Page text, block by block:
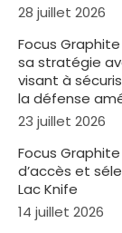
28 juillet 2026
Focus
sa stratégie
visant à
la défense
23 juillet 2026
Focus
d’accès et
Lac Knife
14 juillet 2026